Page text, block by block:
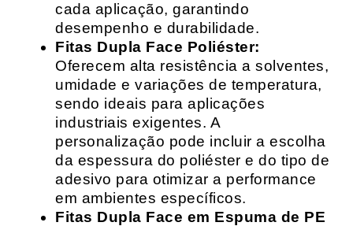
cada aplicação, garantindo
desempenho e durabilidade.
Fitas Dupla Face Poliéster:
Oferecem alta resistência a solventes,
umidade e variações de temperatura,
sendo ideais para aplicações
industriais exigentes. A
personalização pode incluir a escolha
da espessura do poliéster e do tipo de
adesivo para otimizar a performance
em ambientes específicos.
Fitas Dupla Face em Espuma de PE